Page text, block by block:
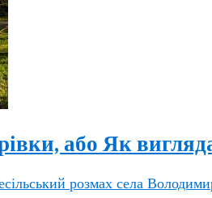
або Як
розмах села